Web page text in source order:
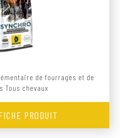
de fourrages et de
Tous chevaux
PRODUIT